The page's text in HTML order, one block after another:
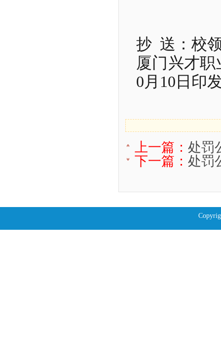
抄 送：校
厦门兴才
0月 10 日印
上一篇：处罚
下一篇：处罚